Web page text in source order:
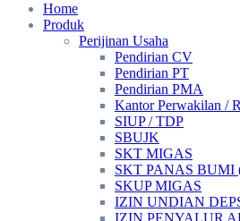
Home
Produk
Perijinan Usaha
Pendirian CV
Pendirian PT
Pendirian PMA
Kantor Perwakilan /
SIUP / TDP
SBUJK
SKT MIGAS
SKT PANAS BUMI
SKUP MIGAS
IZIN UNDIAN
IZIN PENYALUR